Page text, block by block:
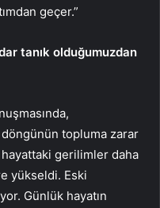
geçer.”
tanık olduğumuzdan
döngünün topluma zarar
gerilimler daha
yükseldi. Eski
Günlük hayatın